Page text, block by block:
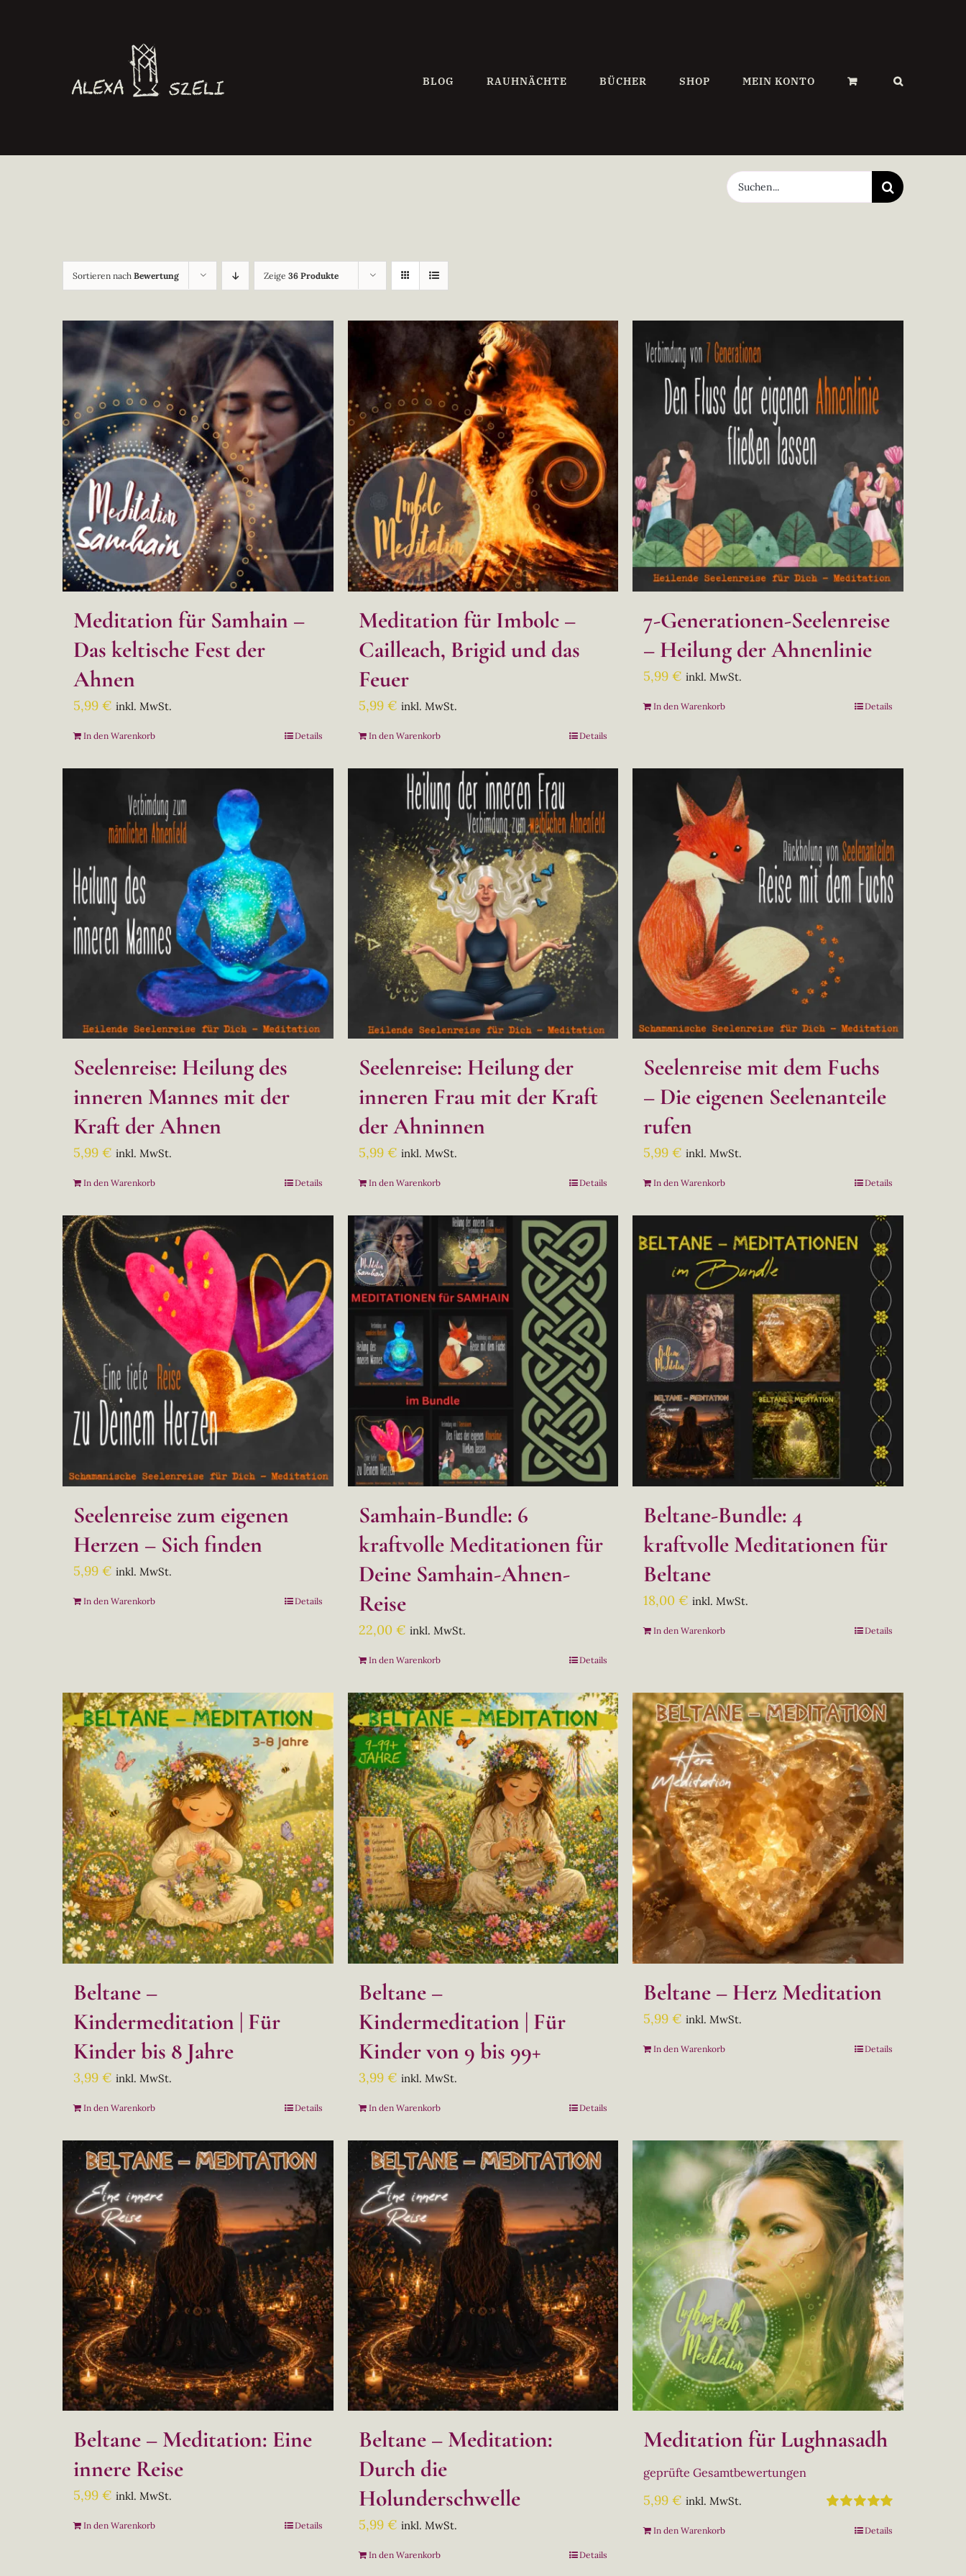
BLOG RAUHNÄCHTE BÜCHER SHOP MEIN KONTO
Suche
nach:
Sortieren nach Bewertung Zeige 36 Produkte
Meditation für Samhain –
Das keltische Fest der
Ahnen
5,99 € inkl. MwSt.
In den Warenkorb Details
Meditation für Imbolc –
Cailleach, Brigid und das
Feuer
5,99 € inkl. MwSt.
In den Warenkorb Details
7-Generationen-Seelenreise
– Heilung der Ahnenlinie
5,99€ inkl. MwSt.
In den Warenkorb Details
Seelenreise: Heilung des
inneren Mannes mit der
Kraft der Ahnen
5,99 € inkl. MwSt.
In den Warenkorb Details
Seelenreise: Heilung der
inneren Frau mit der Kraft
der Ahninnen
5,99 € inkl. MwSt.
In den Warenkorb Details
Seelenreise mit dem Fuchs
– Die eigenen Seelenanteile
rufen
5,99€ inkl. MwSt.
In den Warenkorb Details
Seelenreise zum eigenen
Herzen – Sich finden
5,99 € inkl. MwSt.
In den Warenkorb Details
Samhain-Bundle: 6
kraftvolle Meditationen für
Deine Samhain-Ahnen-
Reise
22,00 € inkl. MwSt.
In den Warenkorb Details
Beltane-Bundle: 4
kraftvolle Meditationen für
Beltane
18,00€ inkl. MwSt.
In den Warenkorb Details
Beltane –
Kindermeditation | Für
Kinder bis 8 Jahre
3,99 € inkl. MwSt.
In den Warenkorb Details
Beltane –
Kindermeditation | Für
Kinder von 9 bis 99+
3,99 € inkl. MwSt.
In den Warenkorb Details
Beltane – Herz Meditation
5,99€ inkl. MwSt.
In den Warenkorb Details
Beltane – Meditation: Eine
innere Reise
5,99 € inkl. MwSt.
In den Warenkorb Details
Beltane – Meditation:
Durch die
Holunderschwelle
5,99 € inkl. MwSt.
In den Warenkorb Details
Meditation für Lughnasadh
5.00von
geprüfte Gesamtbewertungen
5,99€ inkl. MwSt.
In den Warenkorb Details